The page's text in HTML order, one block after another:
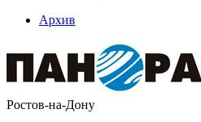
Архив
Ростов-на-Дону